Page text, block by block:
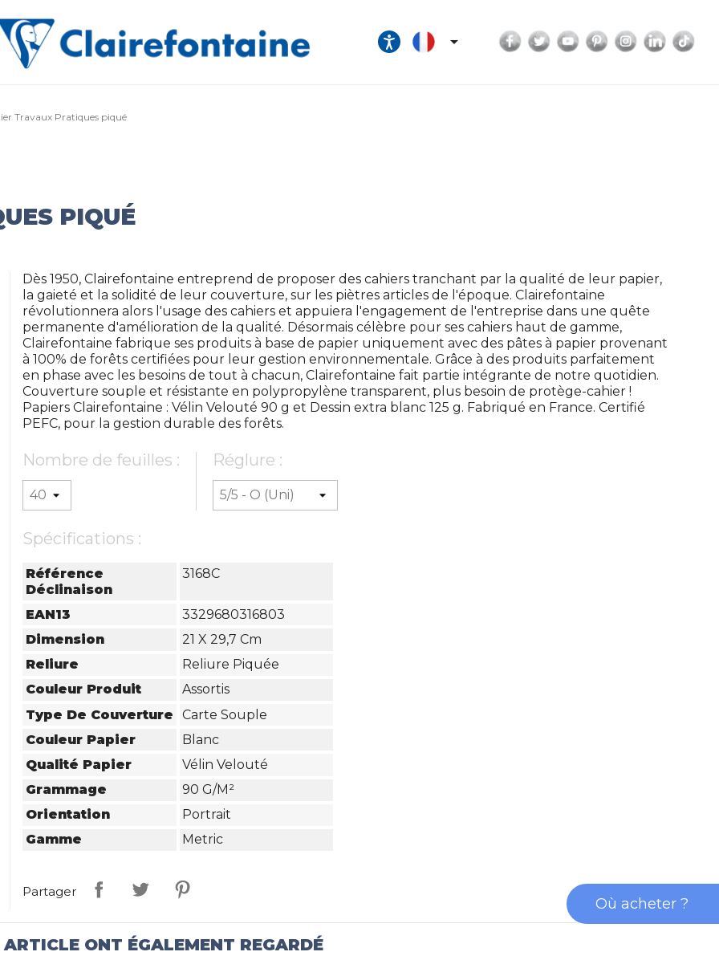
 Facebook
TwitterYouTubePinterestInstagram
Travaux Pratiques piqué
PIQUÉ
Dès 1950, Clairefontaine entreprend de proposer des cahiers tranchant par la qualité de leur papier,
la gaieté et la solidité de leur couverture, sur les piètres articles de l'époque. Clairefontaine
révolutionnera alors l'usage des cahiers et appuiera l'engagement de l'entreprise dans une quête
permanente d'amélioration de la qualité. Désormais célèbre pour ses cahiers haut de gamme,
Clairefontaine fabrique ses produits à base de papier uniquement avec des pâtes à papier provenant
à 100% de forêts certifiées pour leur gestion environnementale. Grâce à des produits parfaitement
en phase avec les besoins de tout à chacun, Clairefontaine fait partie intégrante de notre quotidien.
Couverture souple et résistante en polypropylène transparent, plus besoin de protège-cahier !
Papiers Clairefontaine : Vélin Velouté 90 g et Dessin extra blanc 125 g. Fabriqué en France. Certifié
PEFC, pour la gestion durable des forêts.
Nombre de feuilles : Réglure :
Spécifications :
Référence
Déclinaison
3168C
EAN13
3329680316803
Dimension
21 X 29,7 Cm
Reliure
Reliure Piquée
Couleur Produit
Assortis
Type De Couverture
Carte Souple
Couleur Papier
Blanc
Qualité Papier
Vélin Velouté
Grammage
90 G/m²
Orientation
Portrait
Gamme
Metric
Partager
ONT ÉGALEMENT REGARDÉ
Où acheter ?